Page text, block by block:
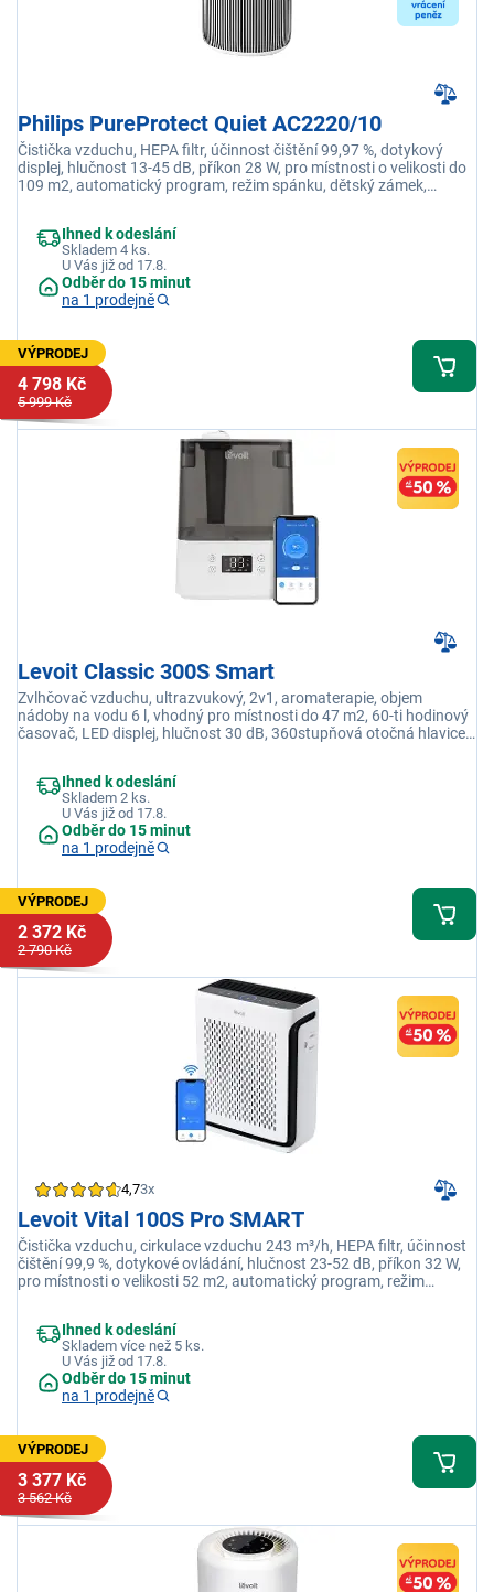
Philips PureProtect Quiet AC2220/10
Čistička vzduchu, HEPA filtr, účinnost čištění 99,97 %, dotykový
displej, hlučnost 13-45 dB, příkon 28 W, pro místnosti o velikosti do
109 m2, automatický program, režim spánku, dětský zámek,
Ihned k odeslání
Skladem 4 ks.
U Vás již od 17.8.
Odběr do 15 minut
na 1 prodejně
VÝPRODEJ
4 798 Kč
5 999 Kč
Levoit Classic 300S Smart
Zvlhčovač vzduchu, ultrazvukový, 2v1, aromaterapie, objem
nádoby na vodu 6 l, vhodný pro místnosti do 47 m2, 60-ti hodinový
časovač, LED displej, hlučnost 30 dB, 360stupňová otočná hlavice,
Ihned k odeslání
Skladem 2 ks.
U Vás již od 17.8.
Odběr do 15 minut
na 1 prodejně
VÝPRODEJ
2 372 Kč
2 790 Kč
4,73x
Levoit Vital 100S Pro SMART
Čistička vzduchu, cirkulace vzduchu 243 m³/h, HEPA filtr, účinnost
čištění 99,9 %, dotykové ovládání, hlučnost 23-52 dB, příkon 32 W,
pro místnosti o velikosti 52 m2, automatický program, režim
Ihned k odeslání
Skladem více než 5 ks.
U Vás již od 17.8.
Odběr do 15 minut
na 1 prodejně
VÝPRODEJ
3 377 Kč
3 562 Kč